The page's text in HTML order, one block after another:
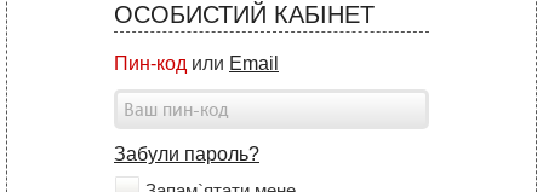
ОСОБИСТИЙ КАБІНЕТ
Пин-код или Email
Забули пароль?